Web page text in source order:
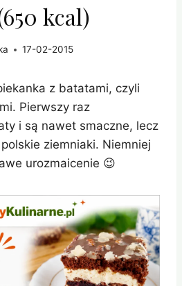
kcal)
17-02-2015
z batatami, czyli
Pierwszy raz
i są nawet smaczne, lecz
ziemniaki. Niemniej
urozmaicenie 😉